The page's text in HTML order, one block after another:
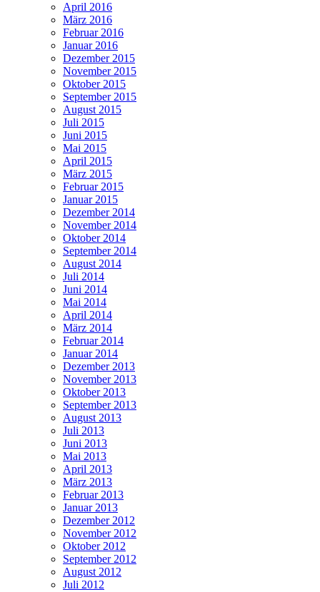
April 2016
März 2016
Februar 2016
Januar 2016
Dezember 2015
November 2015
Oktober 2015
September 2015
August 2015
Juli 2015
Juni 2015
Mai 2015
April 2015
März 2015
Februar 2015
Januar 2015
Dezember 2014
November 2014
Oktober 2014
September 2014
August 2014
Juli 2014
Juni 2014
Mai 2014
April 2014
März 2014
Februar 2014
Januar 2014
Dezember 2013
November 2013
Oktober 2013
September 2013
August 2013
Juli 2013
Juni 2013
Mai 2013
April 2013
März 2013
Februar 2013
Januar 2013
Dezember 2012
November 2012
Oktober 2012
September 2012
August 2012
Juli 2012